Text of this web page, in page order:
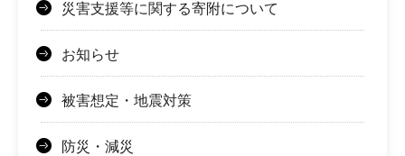
災害支援等に関する寄附について
お知らせ
被害想定・地震対策
防災・減災